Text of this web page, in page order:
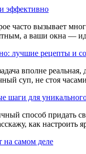
эффективно
часто вызывает
а ваши окна —
лучшие рецепты и
вполне
суп, не стоя
шаги для
способ придать
как
на самом деле